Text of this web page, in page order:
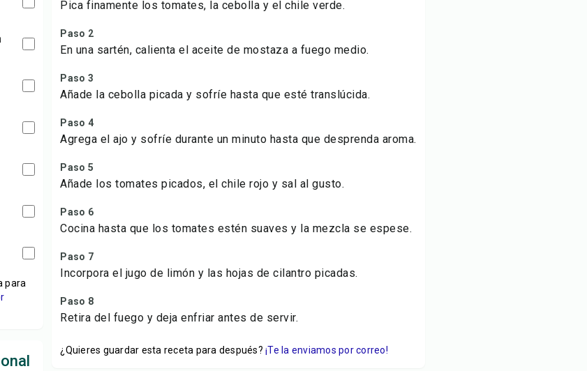
para
Pica finamente los tomates, la cebolla y el chile verde.
Paso 2
En una sartén, calienta el aceite de mostaza a fuego medio.
Paso 3
Añade la cebolla picada y sofríe hasta que esté translúcida.
Paso 4
Agrega el ajo y sofríe durante un minuto hasta que desprenda aroma.
Paso 5
Añade los tomates picados, el chile rojo y sal al gusto.
Paso 6
Cocina hasta que los tomates estén suaves y la mezcla se espese.
Paso 7
Incorpora el jugo de limón y las hojas de cilantro picadas.
Paso 8
Retira del fuego y deja enfriar antes de servir.
¿Quieres guardar esta receta para después? ¡Te la enviamos por correo!